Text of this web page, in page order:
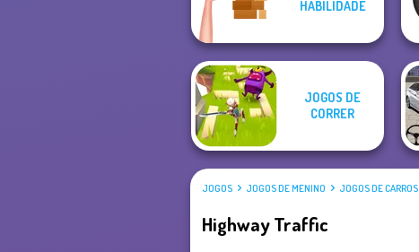
Bike
Break n Bounce
HABILIDADE
JOGOS DE
CORRER
JOGOS JOGOS DE MENINO JOGOS DE CARROS
Highway Traffic